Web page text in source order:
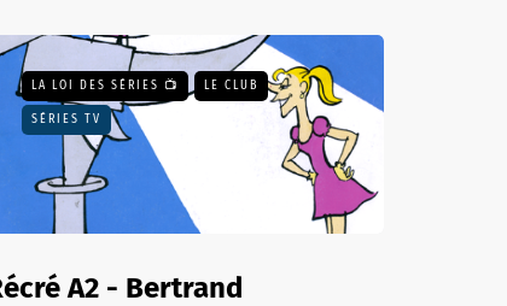
LA LOI DES SÉRIES 📺 LE CLUB
SÉRIES TV
A2 - Bertrand